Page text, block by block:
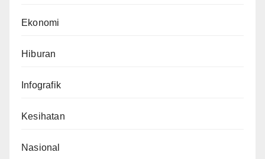
Ekonomi
Hiburan
Infografik
Kesihatan
Nasional